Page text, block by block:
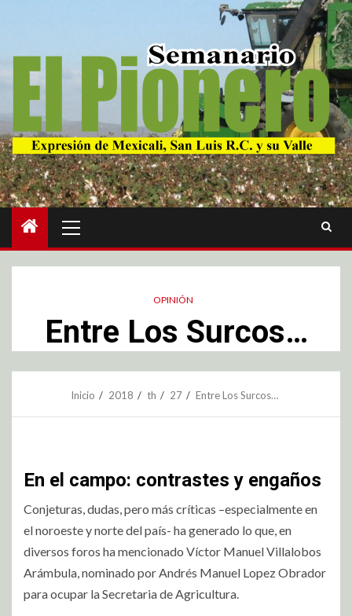
OPINIÓN
Entre Los Surcos…
Inicio 2018 th 27 Entre Los Surcos…
En el campo: contrastes y engaños
Conjeturas, dudas, pero más críticas –especialmente en
el noroeste y norte del país- ha generado lo que, en
diversos foros ha mencionado Víctor Manuel Villalobos
Arámbula, nominado por Andrés Manuel Lopez Obrador
para ocupar la Secretaria de Agricultura.